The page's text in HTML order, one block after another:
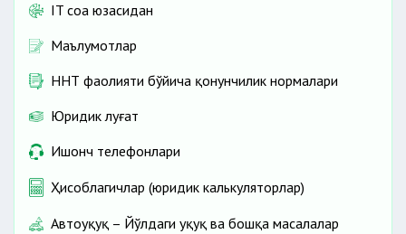
IT соҳа юзасидан
Маълумотлар
ННТ фаолияти бўйича қонунчилик нормалари
Юридик луғат
Ишонч телефонлари
Ҳисоблагичлар (юридик калькуляторлар)
Автоҳуқуқ – Йўлдаги ҳуқуқ ва бошқа масалалар